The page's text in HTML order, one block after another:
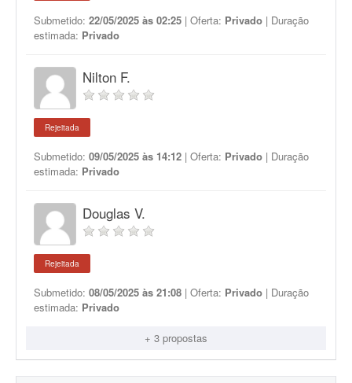
Submetido: 22/05/2025 às 02:25 | Oferta: Privado | Duração
estimada: Privado
Nilton F.
Rejeitada
Submetido: 09/05/2025 às 14:12 | Oferta: Privado | Duração
estimada: Privado
Douglas V.
Rejeitada
Submetido: 08/05/2025 às 21:08 | Oferta: Privado | Duração
estimada: Privado
+ 3 propostas